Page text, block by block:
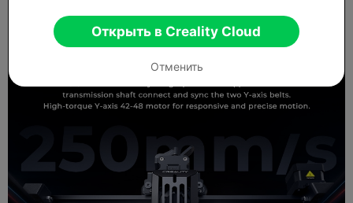
Открыть в Creality Cloud
Отменить